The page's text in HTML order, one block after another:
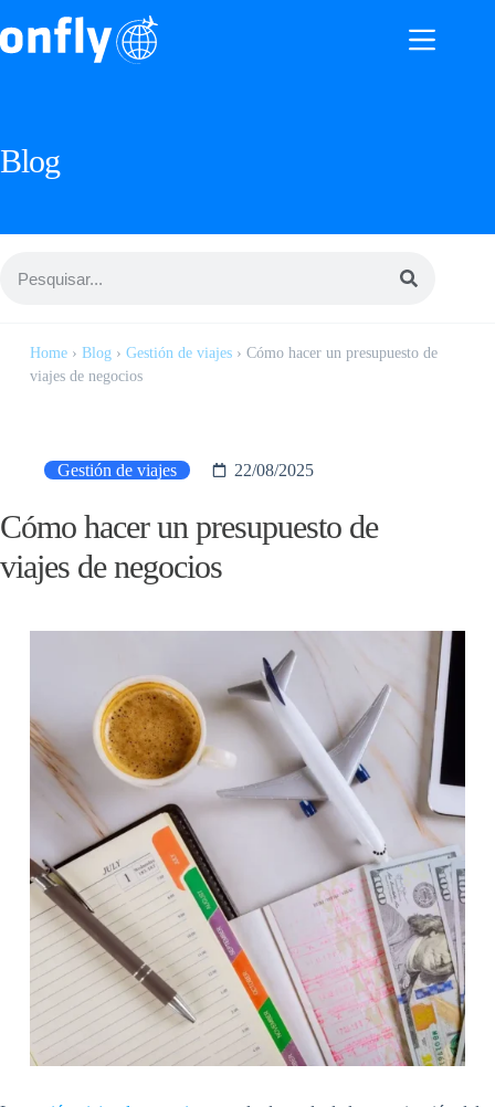
Blog
Home› Blog› Gestión de viajes› Cómo hacer un presupuesto de
viajes de negocios
Gestión de viajes 22/08/2025
Cómo hacer un presupuesto de
viajes de negocios